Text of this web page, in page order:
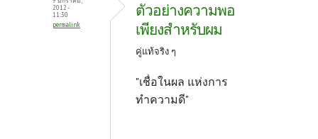
2012 -
11:30
permalink
ตัวอย่างความพอ
เพียงสำหรับผม
คู่แท้จริง ๆ
"เชื่อในผล แห่งการ
ทำความดี"